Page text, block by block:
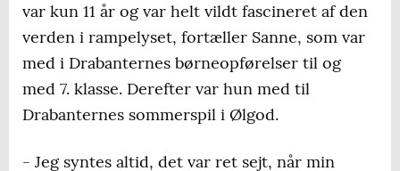
var kun 11 år og var helt vildt fascineret af den
verden i rampelyset, fortæller Sanne, som var
med i Drabanternes børneopførelser til og
med 7. klasse. Derefter var hun med til
Drabanternes sommerspil i Ølgod.
- Jeg syntes altid, det var ret sejt, når min